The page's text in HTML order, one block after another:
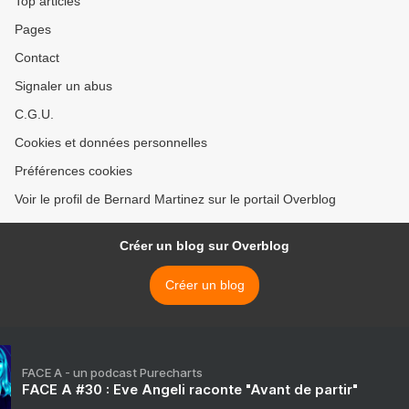
Pages
Contact
Signaler un abus
C.G.U.
Cookies et données personnelles
Préférences cookies
Voir le profil de Bernard Martinez sur le portail Overblog
Créer un blog sur Overblog
Créer un blog
FACE A - un podcast Purecharts
FACE A #30 : Eve Angeli raconte "Avant de partir"